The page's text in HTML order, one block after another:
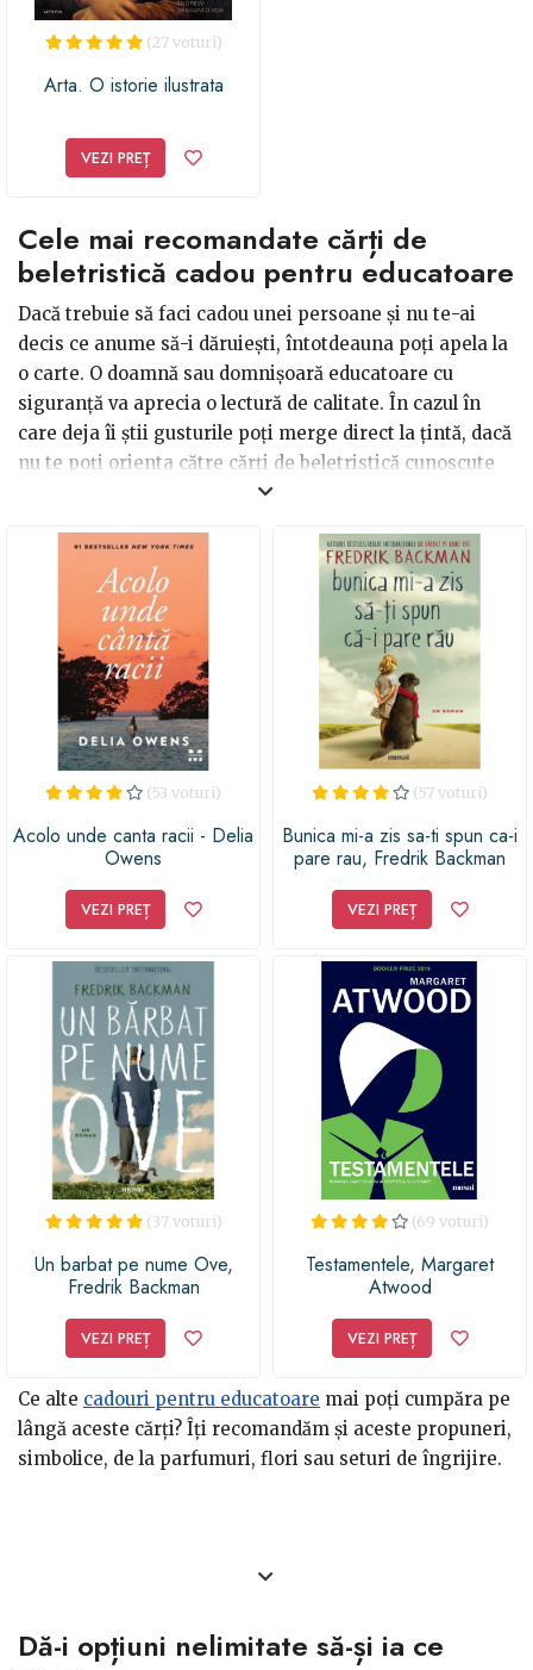
(27 voturi)
Arta. O istorie ilustrata
VEZI PREȚ
Cele mai recomandate cărți de
beletristică cadou pentru educatoare
Dacă trebuie să faci cadou unei persoane și nu te-ai
decis ce anume să-i dăruiești, întotdeauna poți apela la
o carte. O doamnă sau domnișoară educatoare cu
siguranță va aprecia o lectură de calitate. În cazul în
care deja îi știi gusturile poți merge direct la țintă, dacă
nu te poți orienta către cărți de beletristică cunoscute
sau romane. O variantă ar putea fi Anna Karenina, de
adulterul, jocurile de noroc, mariaje tumultoase și
feudalism rusesc. O altă variantă apreciată poate fi Să
ucizi o pasăre cântătoare, de Harper Lee. Această carte
din 1960 explorează rasismul din sudul Americii,
privindu-l prin ochii unei tinere fete.
(53 voturi)
Acolo unde canta racii - Delia
Owens
VEZI PREȚ
(57 voturi)
Bunica mi-a zis sa-ti spun ca-i
pare rau, Fredrik Backman
VEZI PREȚ
(37 voturi)
Un barbat pe nume Ove,
Fredrik Backman
VEZI PREȚ
(69 voturi)
Testamentele, Margaret
Atwood
VEZI PREȚ
Ce alte cadouri pentru educatoare mai poți cumpăra pe
lângă aceste cărți? Îți recomandăm și aceste propuneri,
simbolice, de la parfumuri, flori sau seturi de îngrijire.
Dă-i opțiuni nelimitate să-și ia ce